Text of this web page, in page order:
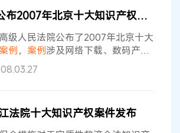
爱多年》等26首歌曲的搜索、试
，并按歌曲风格、流行程度等标准
类信息。享有《相爱多年》等26
北京市高院公布2007年北京十大知识产权
典型
级人民法院公布了2007年北京十大
案例， 案例涉及网络下载、数码产
多个领域。戴尔、泥人张、雅
熟能详的品牌都因知识产权纠纷
爱多年》等26首歌曲的搜索、试
务，并按歌曲风格、流行程度等标准
法院十大知识产权案件发布